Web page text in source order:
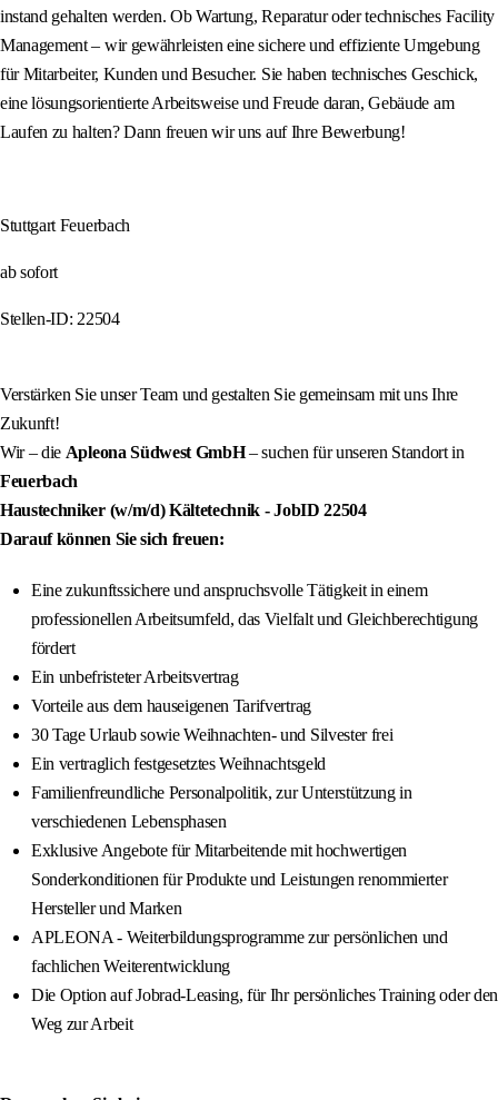
instand gehalten werden. Ob Wartung, Reparatur oder technisches Facility
Management – wir gewährleisten eine sichere und effiziente Umgebung
für Mitarbeiter, Kunden und Besucher. Sie haben technisches Geschick,
eine lösungsorientierte Arbeitsweise und Freude daran, Gebäude am
Laufen zu halten? Dann freuen wir uns auf Ihre Bewerbung!
Stuttgart Feuerbach
ab sofort
Stellen-ID: 22504
Verstärken Sie unser Team und gestalten Sie gemeinsam mit uns Ihre
Zukunft!
Wir – die Apleona Südwest GmbH– suchen für unseren Standort in
Feuerbach
Haustechniker (w/m/d) Kältetechnik - JobID22504
Darauf können Sie sich freuen:
Eine zukunftssichere und anspruchsvolle Tätigkeit in einem
professionellen Arbeitsumfeld, das Vielfalt und Gleichberechtigung
fördert
Ein unbefristeter Arbeitsvertrag
Vorteile aus dem hauseigenen Tarifvertrag
30 Tage Urlaub sowie Weihnachten- und Silvester frei
Ein vertraglich festgesetztes Weihnachtsgeld
Familienfreundliche Personalpolitik, zur Unterstützung in
verschiedenen Lebensphasen
Exklusive Angebote für Mitarbeitende mit hochwertigen
Sonderkonditionen für Produkte und Leistungen renommierter
Hersteller und Marken
APLEONA - Weiterbildungsprogramme zur persönlichen und
fachlichen Weiterentwicklung
Die Option auf Jobrad-Leasing, für Ihr persönliches Training oder den
Weg zur Arbeit